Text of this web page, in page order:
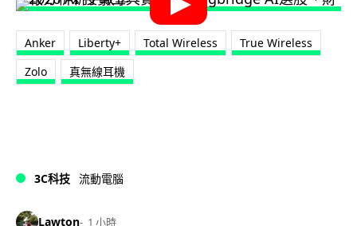
Anker Liberty+ Total Wireless
True Wireless
Zolo
真無線耳機
3C科技 流動電腦
Lawton 1 小時